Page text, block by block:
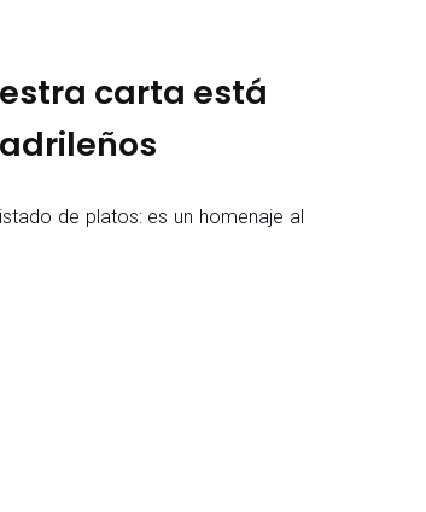
carta está
de platos: es un homenaje al